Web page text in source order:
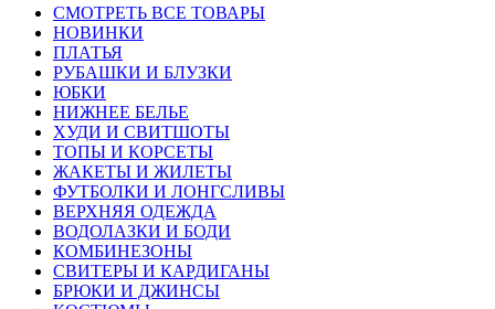
СМОТРЕТЬ ВСЕ ТОВАРЫ
НОВИНКИ
ПЛАТЬЯ
РУБАШКИ И БЛУЗКИ
ЮБКИ
НИЖНЕЕ БЕЛЬЕ
ХУДИ И СВИТШОТЫ
ТОПЫ И КОРСЕТЫ
ЖАКЕТЫ И ЖИЛЕТЫ
ФУТБОЛКИ И ЛОНГСЛИВЫ
ВЕРХНЯЯ ОДЕЖДА
ВОДОЛАЗКИ И БОДИ
КОМБИНЕЗОНЫ
СВИТЕРЫ И КАРДИГАНЫ
БРЮКИ И ДЖИНСЫ